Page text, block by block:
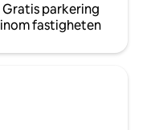
Gratis parkering
inom fastigheten